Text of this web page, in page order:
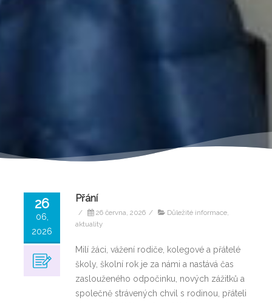
26
06,
2026
Přání
/ 26 června, 2026 /
Důležité informace,
aktuality
Milí žáci, vážení rodiče, kolegové a přátelé
školy, školní rok je za námi a nastává čas
zaslouženého odpočinku, nových zážitků a
společně strávených chvil s rodinou, přáteli